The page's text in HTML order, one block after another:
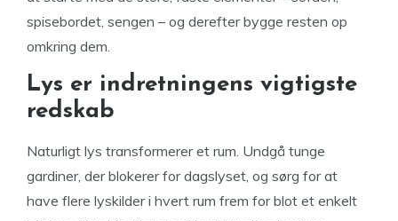
spisebordet, sengen – og derefter bygge resten op
omkring dem.
Lys er indretningens vigtigste
redskab
Naturligt lys transformerer et rum. Undgå tunge
gardiner, der blokerer for dagslyset, og sørg for at
have flere lyskilder i hvert rum frem for blot et enkelt